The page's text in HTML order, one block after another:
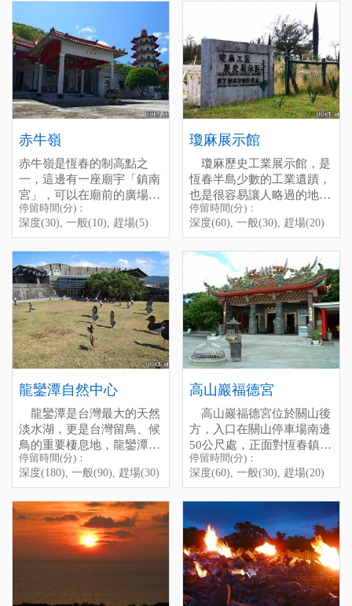
赤牛嶺
赤牛嶺是恆春的制高點之
一，這邊有一座廟宇「鎮南
宮」，可以在廟前的廣場居
高俯瞰整個恆春鎮的景觀，
視野非常好，這裡也是觀星
的好地點，天氣好的時候還
能看見龍鑾潭與海，是拍照
賞景的好地點。
從恆春工商一旁的路進去，
順著路開上山，經過恆春生
態農場再往上走，便可抵達
此地，但夜間人車稀少，路
燈較少，行車需注意安全。
Chi-Niu-Ling
Chi-Niu-Ling is one of the
Town. There is a temple
named “Zhen-Nan-Gong”
here, you can see the whole
town at the square of the
temple, even the Lake ”Long
Luan Tan” as weII as the sea.
On a cloudless night, lt is
aIso a good place to see the
To go to Chi-Niu-Ling, you
have to go straight on the
road beside Hengchun
Vocational High SchooI, past
the Hengchun Farm, and you
wiII arrive soon. Be careful,
there are onIy a few cars or
people that pass by here at
night, it is a bit dark, please
drive sIowly and don’t forget
to bring the flashIight.
停留時間(分)：深度(30), 一
般(10), 趕場(5)
停留時間(分)：
深度(30), 一般(10), 趕場(5)
瓊麻展示館
瓊麻歷史工業展示館，是
恆春半島少數的工業遺蹟，
也是很容易讓人略過的地
方，而且她就在往後壁湖的
路邊而已，裡面還不錯，有
一種懷舊的情感散佈在裡
面。說這是展示館，不如說
是展示公園。而且園區有野
放梅花鹿，在園區或外圍不
妨張大眼找找看。
瓊麻曾陪著恆春半島，度
過無數個風光日子，如今已
被更先進的工業取代。而裡
頭的一磚一瓦，一草一木，
彷彿深深的刻下了昔日的情
景，待經過它身旁時，就靜
靜的吐露、訴說。此外，展
示館也增設許多恆春地區的
化石、植物及地形的介紹，
還有昆蟲、貝殼的標本……
等，非常豐富。
停留時間(分)：深度(60), 一
般(30), 趕場(20)
[標籤：防曬 古蹟 免費 ]
停留時間(分)：
深度(60), 一般(30), 趕場(20)
龍鑾潭自然中心
龍鑾潭是台灣最大的天然
淡水湖，更是台灣留鳥、候
鳥的重要棲息地，龍鑾潭自
然中心就是為此而設的。自
然中心位於龍鑾潭的西岸，
為避免驚擾到鳥兒，從停車
場到自然中心有一段路。初
見自然中心，站長還真驚艷
於她別緻的建築風格，一種
好輕穎的感覺，因為她彷彿
除了遠觀，龍鑾潭自然中
停留時間(分)：
深度(180), 一般(90), 趕場(30)
高山巖福德宮
高山巖福德宮位於關山後
方，入口在關山停車場南邊
50公尺處，正面對恆春鎮，
相傳有200年歷史了，旁邊
有福靈龜、飛來石等景觀，
早點過來關山看日落的遊
落也不遲。
另外，一般人可能不知
道，其實福德宮這兒晚上非
常適合看夜景，雖沒有都市
般的炫麗，不過也可以感受
一下墾丁恆春的小小生命
停留時間(分)：
深度(60), 一般(30), 趕場(20)